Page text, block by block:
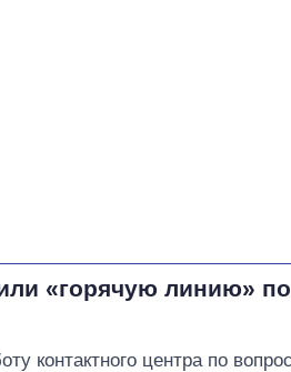
«горячую линию»
контактного центра по